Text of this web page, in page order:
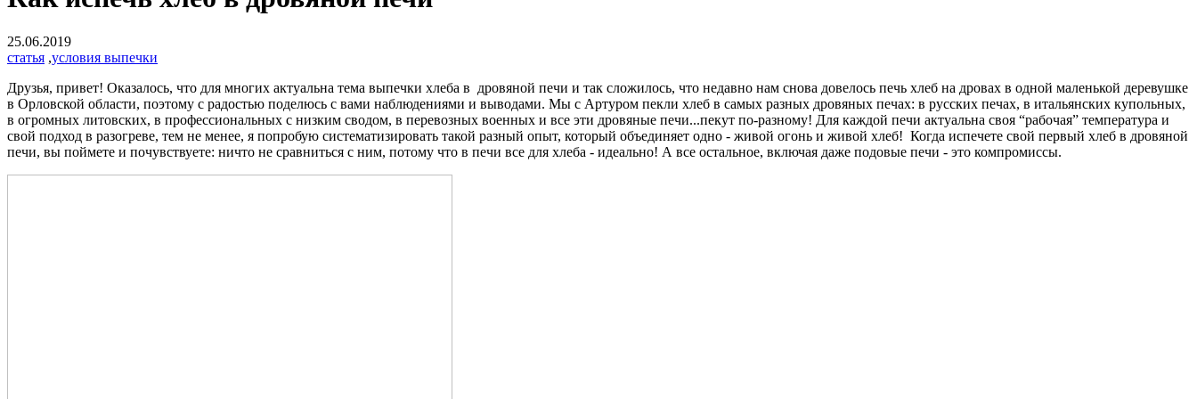
25.06.2019
статья ,условия выпечки
Друзья, привет! Оказалось, что для многих актуальна тема выпечки хлеба в дровяной печи и так сложилось, что недавно нам снова довелось печь хлеб на дровах в одной маленькой деревушке
в Орловской области, поэтому с радостью поделюсь с вами наблюдениями и выводами. Мы с Артуром пекли хлеб в самых разных дровяных печах: в русских печах, в итальянских купольных,
в огромных литовских, в профессиональных с низким сводом, в перевозных военных и все эти дровяные печи...пекут по-разному! Для каждой печи актуальна своя “рабочая” температура и
свой подход в разогреве, тем не менее, я попробую систематизировать такой разный опыт, который объединяет одно - живой огонь и живой хлеб! Когда испечете свой первый хлеб в дровяной
печи, вы поймете и почувствуете: ничто не сравниться с ним, потому что в печи все для хлеба - идеально! А все остальное, включая даже подовые печи - это компромиссы.